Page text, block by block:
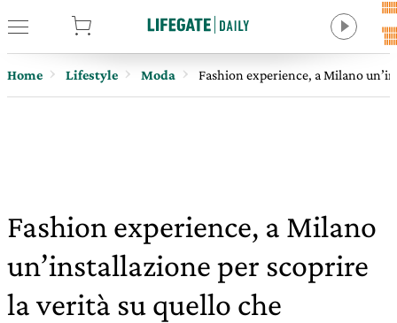
Home Lifestyle Moda Fashion experience, a Milano
Fashion experience, a Milano
un’installazione per scoprire
la verità su quello che